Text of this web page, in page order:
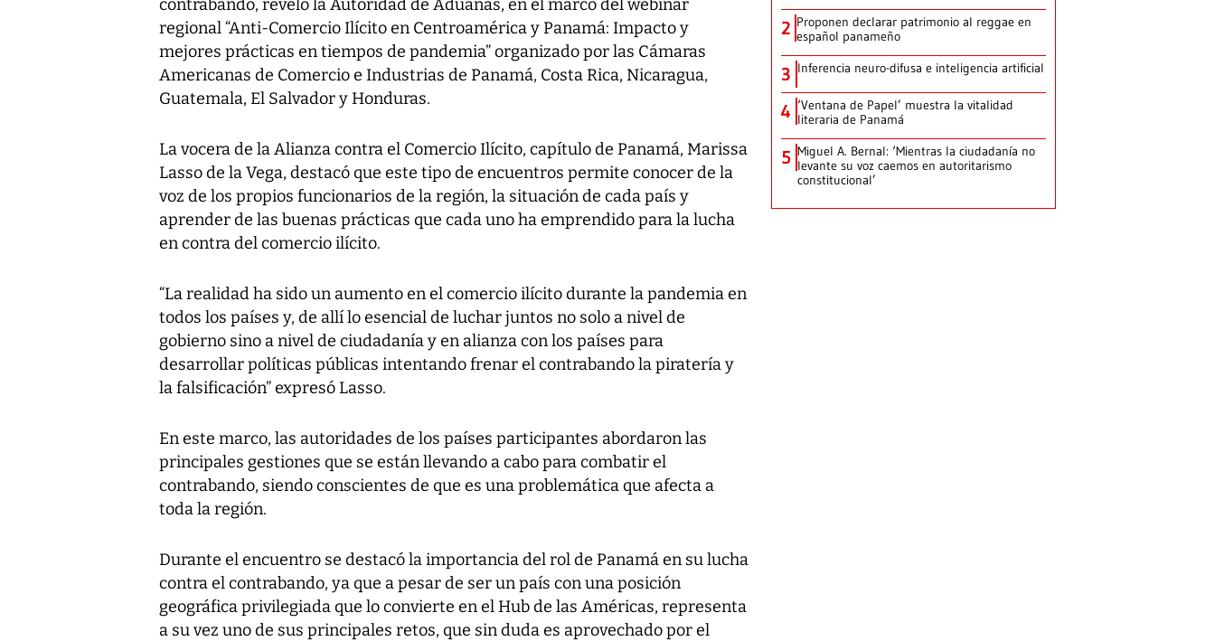
contrabando, reveló la Autoridad de Aduanas, en el marco del webinar
regional “Anti-Comercio Ilícito en Centroamérica y Panamá: Impacto y
mejores prácticas en tiempos de pandemia” organizado por las Cámaras
Americanas de Comercio e Industrias de Panamá, Costa Rica, Nicaragua,
Guatemala, El Salvador y Honduras.
La vocera de la Alianza contra el Comercio Ilícito, capítulo de Panamá, Marissa
Lasso de la Vega, destacó que este tipo de encuentros permite conocer de la
voz de los propios funcionarios de la región, la situación de cada país y
aprender de las buenas prácticas que cada uno ha emprendido para la lucha
en contra del comercio ilícito.
“La realidad ha sido un aumento en el comercio ilícito durante la pandemia en
todos los países y, de allí lo esencial de luchar juntos no solo a nivel de
gobierno sino a nivel de ciudadanía y en alianza con los países para
desarrollar políticas públicas intentando frenar el contrabando la piratería y
la falsificación” expresó Lasso.
En este marco, las autoridades de los países participantes abordaron las
principales gestiones que se están llevando a cabo para combatir el
contrabando, siendo conscientes de que es una problemática que afecta a
toda la región.
Durante el encuentro se destacó la importancia del rol de Panamá en su lucha
contra el contrabando, ya que a pesar de ser un país con una posición
geográfica privilegiada que lo convierte en el Hub de las Américas, representa
a su vez uno de sus principales retos, que sin duda es aprovechado por el
2 Proponen declarar patrimonio al reggae en
español panameño
3 Inferencia neuro-difusa e inteligencia artificial
4 ‘Ventana de Papel’ muestra la vitalidad
literaria de Panamá
5 Miguel A. Bernal: ‘Mientras la ciudadanía no
levante su voz caemos en autoritarismo
constitucional’